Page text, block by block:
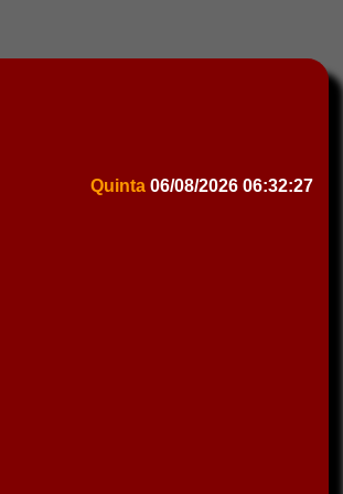
Quinta 06/08/2026 06:32:27